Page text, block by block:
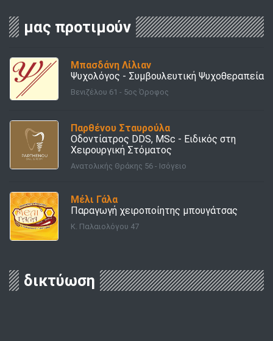
μας προτιμούν
Μπασδάνη Λίλιαν
Ψυχολόγος - Συμβουλευτική Ψυχοθεραπεία
Βενιζέλου 61 - 5ος Όροφος
Παρθένου Σταυρούλα
Οδοντίατρος DDS, MSc - Ειδικός στη
Χειρουργική Στόματος
Ανατολικής Θράκης 56 - Ισόγειο
Μέλι Γάλα
Παραγωγή χειροποίητης μπουγάτσας
Κ. Παλαιολόγου 47
δικτύωση